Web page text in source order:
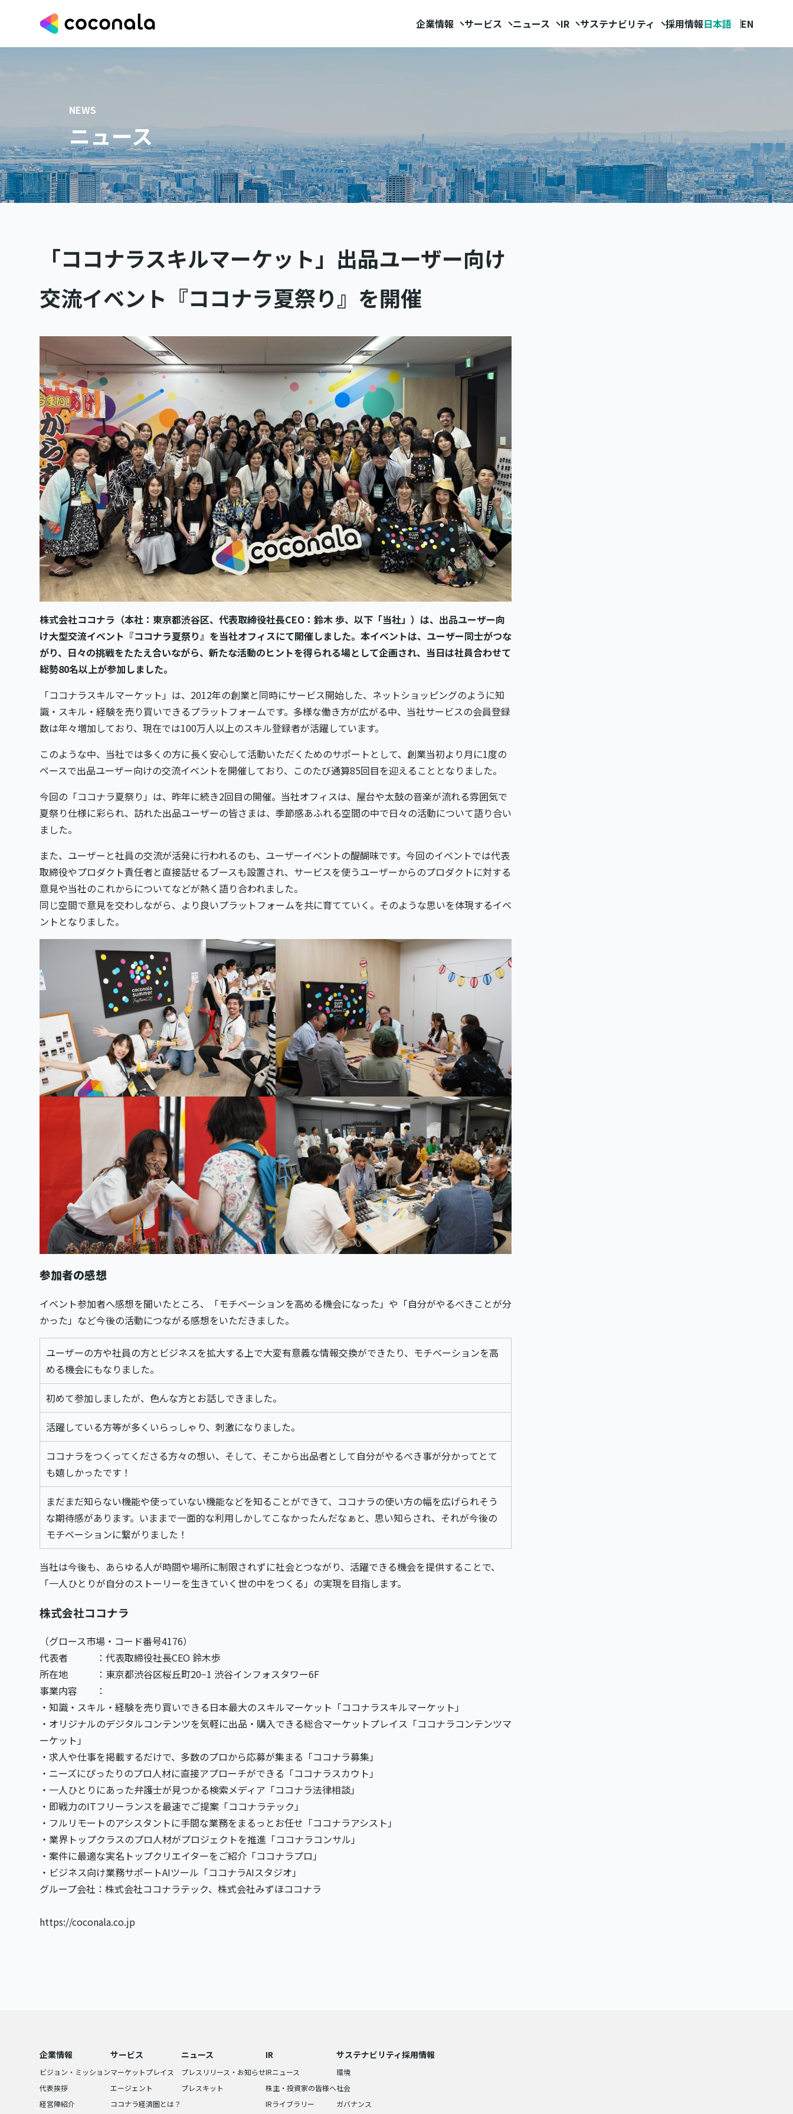
企業情報 サービス ニュース IR サステナビリティ 採用情報日本語 EN
NEWS
ニュース
「ココナラスキルマーケット」出品ユーザー向け
交流イベント『ココナラ夏祭り』を開催
株式会社ココナラ（本社：東京都渋谷区、代表取締役社長CEO：鈴木 歩、以下「当社」）は、出品ユーザー向
け大型交流イベント『ココナラ夏祭り』を当社オフィスにて開催しました。本イベントは、ユーザー同士がつな
がり、日々の挑戦をたたえ合いながら、新たな活動のヒントを得られる場として企画され、当日は社員合わせて
総勢80名以上が参加しました。
「ココナラスキルマーケット」は、2012年の創業と同時にサービス開始した、ネットショッピングのように知
識・スキル・経験を売り買いできるプラットフォームです。多様な働き方が広がる中、当社サービスの会員登録
数は年々増加しており、現在では100万人以上のスキル登録者が活躍しています。
このような中、当社では多くの方に長く安心して活動いただくためのサポートとして、創業当初より月に1度の
ペースで出品ユーザー向けの交流イベントを開催しており、このたび通算85回目を迎えることとなりました。
今回の「ココナラ夏祭り」は、昨年に続き2回目の開催。当社オフィスは、屋台や太鼓の音楽が流れる雰囲気で
夏祭り仕様に彩られ、訪れた出品ユーザーの皆さまは、季節感あふれる空間の中で日々の活動について語り合い
ました。
また、ユーザーと社員の交流が活発に行われるのも、ユーザーイベントの醍醐味です。今回のイベントでは代表
取締役やプロダクト責任者と直接話せるブースも設置され、サービスを使うユーザーからのプロダクトに対する
意見や当社のこれからについてなどが熱く語り合われました。
同じ空間で意見を交わしながら、より良いプラットフォームを共に育てていく。そのような思いを体現するイベ
ントとなりました。
参加者の感想
イベント参加者へ感想を聞いたところ、「モチベーションを高める機会になった」や「自分がやるべきことが分
かった」など今後の活動につながる感想をいただきました。
ユーザーの方や社員の方とビジネスを拡大する上で大変有意義な情報交換ができたり、モチベーションを高
める機会にもなりました。
初めて参加しましたが、色んな方とお話しできました。
活躍している方等が多くいらっしゃり、刺激になりました。
ココナラをつくってくださる方々の想い、そして、そこから出品者として自分がやるべき事が分かってとて
も嬉しかったです！
まだまだ知らない機能や使っていない機能などを知ることができて、ココナラの使い方の幅を広げられそう
な期待感があります。いままで一面的な利用しかしてこなかったんだなぁと、思い知らされ、それが今後の
モチベーションに繋がりました！
当社は今後も、あらゆる人が時間や場所に制限されずに社会とつながり、活躍できる機会を提供することで、
「一人ひとりが自分のストーリーを生きていく世の中をつくる」の実現を目指します。
株式会社ココナラ
（グロース市場・コード番号4176）
代表者 ：代表取締役社長CEO 鈴木歩
所在地 ：東京都渋谷区桜丘町20−1 渋谷インフォスタワー6F
事業内容 ：
・知識・スキル・経験を売り買いできる日本最大のスキルマーケット「ココナラスキルマーケット」
・オリジナルのデジタルコンテンツを気軽に出品・購入できる総合マーケットプレイス「ココナラコンテンツマ
ーケット」
・求人や仕事を掲載するだけで、多数のプロから応募が集まる「ココナラ募集」
・ニーズにぴったりのプロ人材に直接アプローチができる「ココナラスカウト」
・一人ひとりにあった弁護士が見つかる検索メディア「ココナラ法律相談」
・即戦力のITフリーランスを最速でご提案「ココナラテック」
・フルリモートのアシスタントに手間な業務をまるっとお任せ「ココナラアシスト」
・業界トップクラスのプロ人材がプロジェクトを推進「ココナラコンサル」
・案件に最適な実名トップクリエイターをご紹介「ココナラプロ」
・ビジネス向け業務サポートAIツール「ココナラAIスタジオ」
グループ会社：株式会社ココナラテック、株式会社みずほココナラ
https://coconala.co.jp
企業情報
ビジョン・ミッション
代表挨拶
経営陣紹介
サービス
マーケットプレイス
エージェント
ココナラ経済圏とは？
ニュース
プレスリリース・お知らせ
プレスキット
IR
IRニュース
株主・投資家の皆様へ
IRライブラリー
サステナビリティ
環境
社会
ガバナンス
採用情報